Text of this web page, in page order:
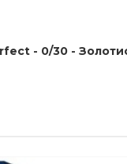
Wella Professional Koleston